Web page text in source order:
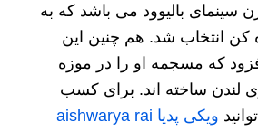
سینمای بالیوود می باشد که به
کن انتخاب شد. هم چنین این
که مسجمه او را در موزه
لندن ساخته اند. برای کسب
ویکی پدیا aishwarya rai